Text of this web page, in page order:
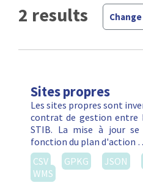
2 results
Sites propres
Les sites propres sont
contrat de gestion entre
STIB. La mise à jour
fonction du plan d'action
CSV
GPKG JSON
WMS